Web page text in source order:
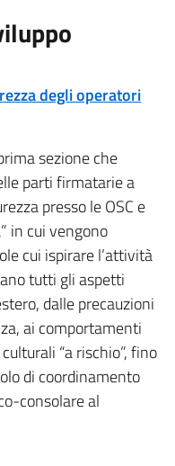
degli operatori
sezione che
parti firmatarie a
presso le OSC e
in cui vengono
cui ispirare l’attività
tutti gli aspetti
dalle precauzioni
ai comportamenti
“a rischio”, fino
di coordinamento
consolare al